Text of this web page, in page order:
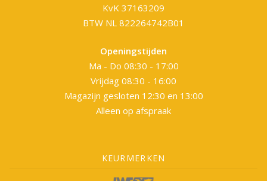
KvK 37163209
BTW NL 822264742B01
Openingstijden
Ma - Do 08:30 - 17:00
Vrijdag 08:30 - 16:00
Magazijn gesloten 12:30 en 13:00
Alleen op afspraak
KEURMERKEN